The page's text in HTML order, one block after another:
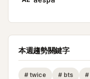
本週趨勢關鍵字
# twice # bts #